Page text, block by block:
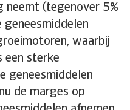
neemt (tegenover 5%
geneesmiddelen
waarbij
een sterke
geneesmiddelen
de marges op